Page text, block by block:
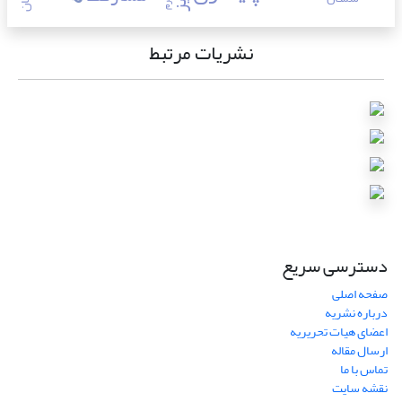
نشریات مرتبط
دسترسی سریع
صفحه اصلی
درباره نشریه
اعضای هیات تحریریه
ارسال مقاله
تماس با ما
نقشه سایت